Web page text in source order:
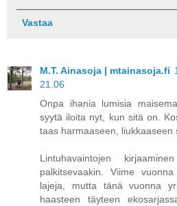
Vastaa
M.T. Ainasoja | mtainasoja.fi
21.06
Onpa ihania lumisia
syytä iloita nyt, kun sitä on.
taas harmaaseen, liukkaaseen
Lintuhavaintojen
palkitsevaakin. Viime
lajeja, mutta tänä vuonna
haasteen täyteen